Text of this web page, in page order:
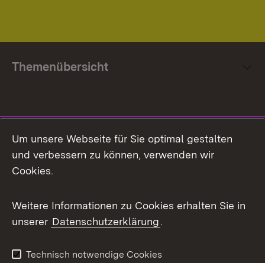
Themenübersicht
Facebook
X / Twitter
Youtube
Um unsere Webseite für Sie optimal gestalten
und verbessern zu können, verwenden wir
Cookies.
Weitere Informationen zu Cookies erhalten Sie in
unserer Datenschutzerklärung.
Technisch notwendige Cookies